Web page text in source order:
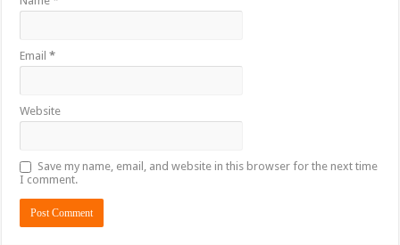
Email*
Website
Save my name, email, and website in this browser for the next time
I comment.